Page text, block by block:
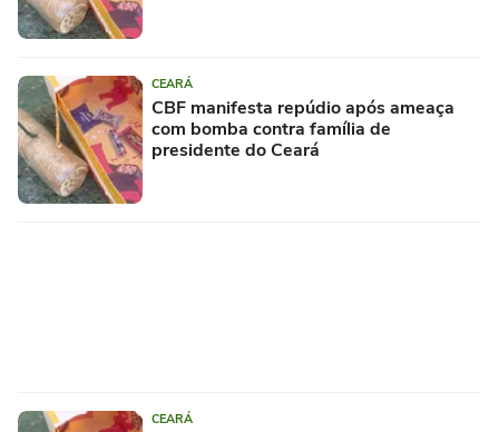
CEARÁ
CBF manifesta repúdio após ameaça
com bomba contra família de
presidente do Ceará
CEARÁ